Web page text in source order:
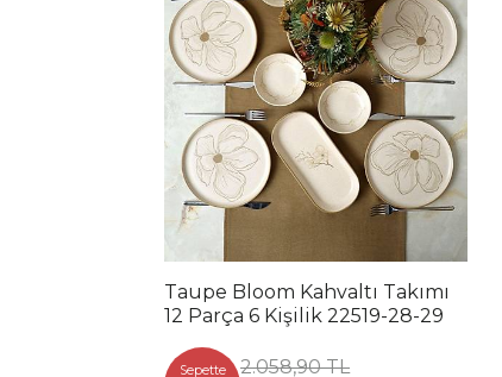
Taupe Bloom Kahvaltı Takımı
12 Parça 6 Kişilik 22519-28-29
Sepette 2.058,90 TL